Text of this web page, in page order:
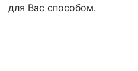
для Вас способом.